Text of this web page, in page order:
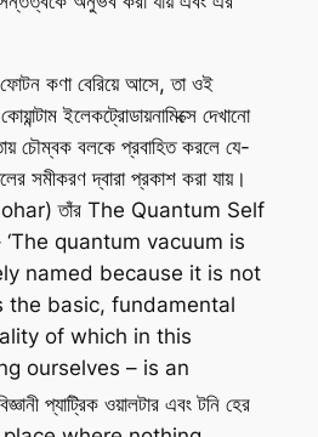
ফোটন কণা বেরিয়ে আসে, তা ওই
ইলেকট্রোডায়নামিক্সে দেখানো
চৌম্বক বলকে প্রবাহিত করলে যে-
সমীকরণ দ্বারা প্রকাশ করা যায়।
তাঁর The Quantum Self
– ‘The quantum vacuum is
named because it is not
the basic, fundamental
of which in this
ourselves – is an
প্যাট্রিক ওয়ালটার এবং টনি হের